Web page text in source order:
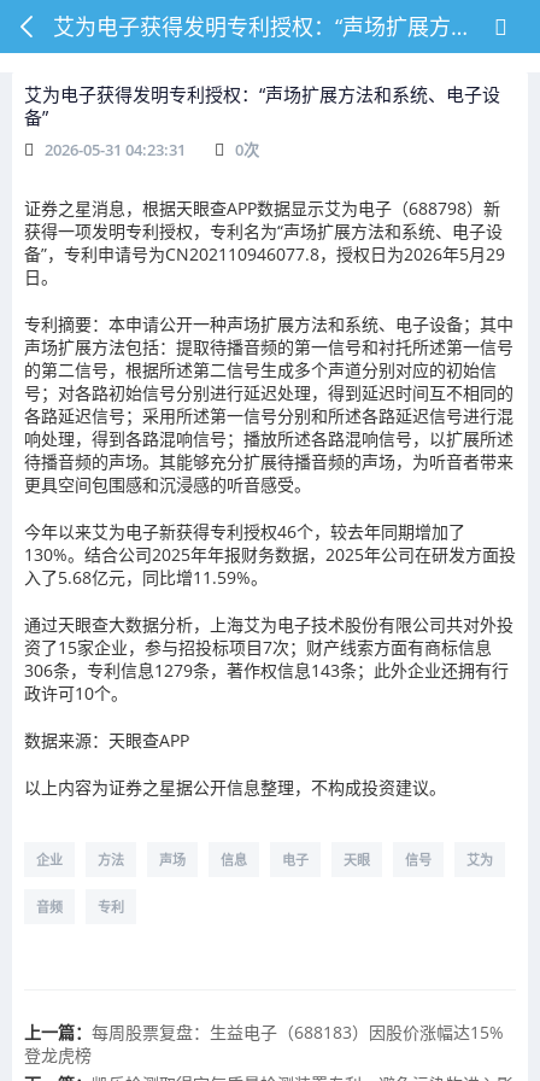
艾为电子获得发明专利授权：“声场扩展方法和系统、电子设备”
艾为电子获得发明专利授权：“声场扩展方法和系统、电子设
备”
2026-05-31 04:23:31 0次
证券之星消息，根据天眼查APP数据显示艾为电子（688798）新
获得一项发明专利授权，专利名为“声场扩展方法和系统、电子设
备”，专利申请号为CN202110946077.8，授权日为2026年5月29
日。
专利摘要：本申请公开一种声场扩展方法和系统、电子设备；其中
声场扩展方法包括：提取待播音频的第一信号和衬托所述第一信号
的第二信号，根据所述第二信号生成多个声道分别对应的初始信
号；对各路初始信号分别进行延迟处理，得到延迟时间互不相同的
各路延迟信号；采用所述第一信号分别和所述各路延迟信号进行混
响处理，得到各路混响信号；播放所述各路混响信号，以扩展所述
待播音频的声场。其能够充分扩展待播音频的声场，为听音者带来
更具空间包围感和沉浸感的听音感受。
今年以来艾为电子新获得专利授权46个，较去年同期增加了
130%。结合公司2025年年报财务数据，2025年公司在研发方面投
入了5.68亿元，同比增11.59%。
通过天眼查大数据分析，上海艾为电子技术股份有限公司共对外投
资了15家企业，参与招投标项目7次；财产线索方面有商标信息
306条，专利信息1279条，著作权信息143条；此外企业还拥有行
政许可10个。
数据来源：天眼查APP
以上内容为证券之星据公开信息整理，不构成投资建议。
企业 方法 声场 信息 电子 天眼 信号 艾为
音频 专利
上一篇： 每周股票复盘：生益电子（688183）因股价涨幅达15%
登龙虎榜